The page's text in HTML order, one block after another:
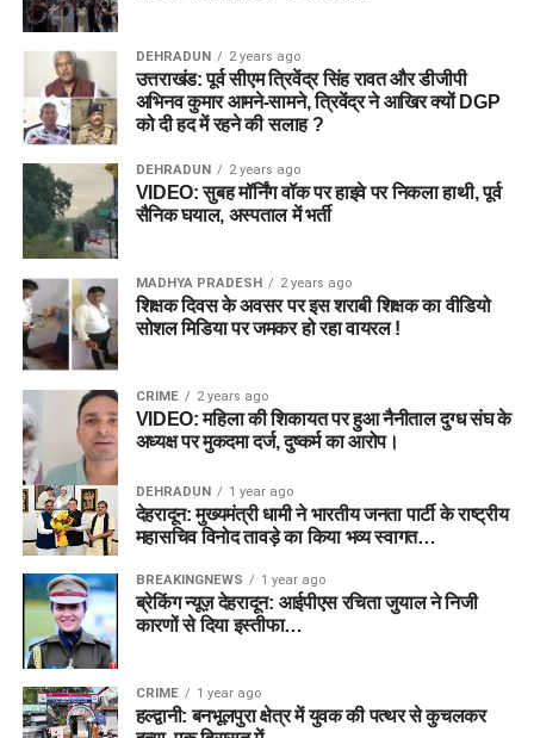
DEHRADUN 2 years ago
उत्तराखंड: पूर्व सीएम त्रिवेंद्र सिंह रावत और डीजीपी
अभिनव कुमार आमने-सामने, त्रिवेंद्र ने आखिर क्यों DGP
को दी हद में रहने की सलाह ?
DEHRADUN 2 years ago
VIDEO: सुबह मॉर्निंग वॉक पर हाइवे पर निकला हाथी, पूर्व
सैनिक घयाल, अस्पताल में भर्ती
MADHYA PRADESH 2 years ago
शिक्षक दिवस के अवसर पर इस शराबी शिक्षक का वीडियो
सोशल मिडिया पर जमकर हो रहा वायरल !
CRIME 2 years ago
VIDEO: महिला की शिकायत पर हुआ नैनीताल दुग्ध संघ के
अध्यक्ष पर मुकदमा दर्ज, दुष्कर्म का आरोप।
DEHRADUN 1 year ago
देहरादून: मुख्यमंत्री धामी ने भारतीय जनता पार्टी के राष्ट्रीय
महासचिव विनोद तावड़े का किया भव्य स्वागत…
BREAKINGNEWS 1 year ago
ब्रेकिंग न्यूज़ देहरादून: आईपीएस रचिता जुयाल ने निजी
कारणों से दिया इस्तीफा…
CRIME 1 year ago
हल्द्वानी: बनभूलपुरा क्षेत्र में युवक की पत्थर से कुचलकर